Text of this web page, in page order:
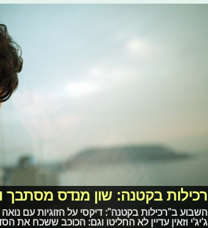
רכילות בקטנה: שון מנדס מסתבך
השבוע ב"רכילות בקטנה": דיקסי על הזוגיות עם
ג'יג'י וזאין עדיין לא החליטו וגם: הכוכב ששכח את